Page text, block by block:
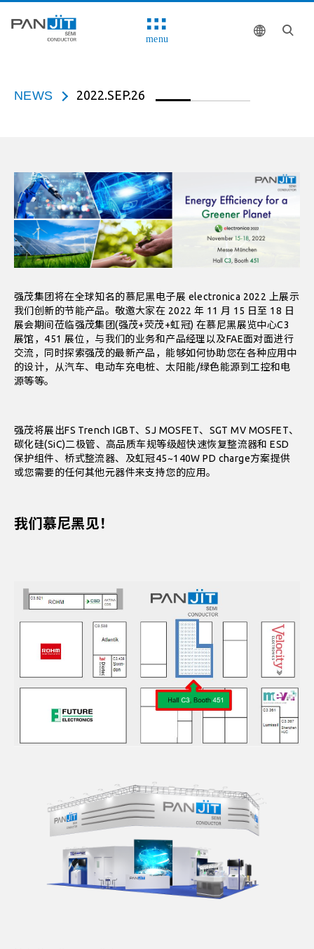
menu
NEWS 2022.SEP.26
强茂集团将在全球知名的慕尼黑电子展 electronica 2022 上展示
我们创新的节能产品。敬邀大家在 2022 年 11 月 15 日至 18 日
展会期间莅临强茂集团(强茂+荧茂+虹冠) 在慕尼黑展览中心C3
展馆，451 展位，与我们的业务和产品经理以及FAE面对面进行
交流，同时探索强茂的最新产品，能够如何协助您在各种应用中
的设计，从汽车、电动车充电桩、太阳能/绿色能源到工控和电
源等等。
强茂将展出FS Trench IGBT、SJ MOSFET、SGT MV MOSFET、
碳化硅(SiC)二极管、高品质车规等级超快速恢复整流器和 ESD
保护组件、桥式整流器、及虹冠45~140W PD charge方案提供
或您需要的任何其他元器件来支持您的应用。
我们慕尼黑见！